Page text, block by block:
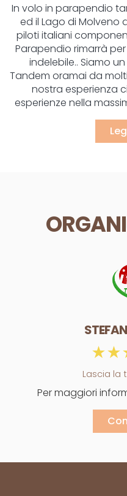
In volo in parapendio
ed il Lago di
piloti italiani
Parapendio rimarrà
indelebile.. Siamo
Tandem oramai da
nostra esperienza
esperienze nella
Lascia la
Per maggiori